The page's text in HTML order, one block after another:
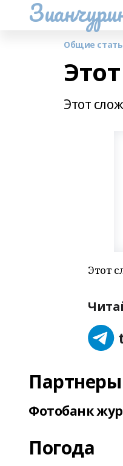
Общие
Этот
Этот
Партнеры
Фотобанк
Погода